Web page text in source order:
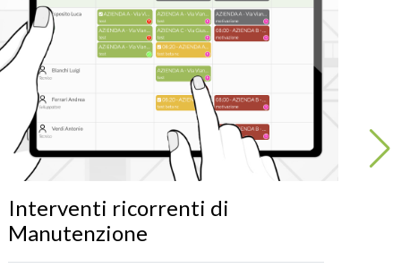
Interventi ricorrenti di
Manutenzione